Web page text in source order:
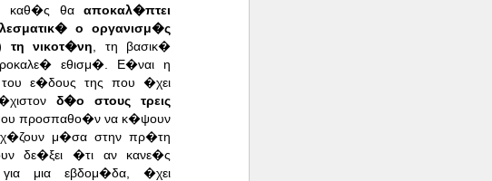
, καθ�ς θααποκαλ�πτει
ο οργανισμ�ς
τη νικοτ�νη , τη βασικ�
εθισμ�. Ε�ναι η
του ε�δους της που �χει
δ�ο στους τρεις
προσπαθο�ν να κ�ψουν
μ�σα στην πρ�τη
δε�ξει �τι αν κανε�ς
μια εβδομ�δα, �χει